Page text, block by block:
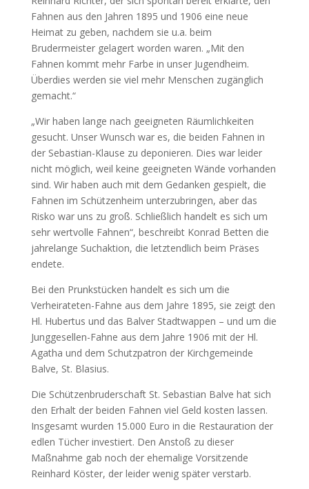
Fahnen aus den Jahren 1895 und 1906 eine neue
Heimat zu geben, nachdem sie u.a. beim
Brudermeister gelagert worden waren. „Mit den
Fahnen kommt mehr Farbe in unser Jugendheim.
Überdies werden sie viel mehr Menschen zugänglich
gemacht.“
„Wir haben lange nach geeigneten Räumlichkeiten
gesucht. Unser Wunsch war es, die beiden Fahnen in
der Sebastian-Klause zu deponieren. Dies war leider
nicht möglich, weil keine geeigneten Wände vorhanden
sind. Wir haben auch mit dem Gedanken gespielt, die
Fahnen im Schützenheim unterzubringen, aber das
Risko war uns zu groß. Schließlich handelt es sich um
sehr wertvolle Fahnen“, beschreibt Konrad Betten die
jahrelange Suchaktion, die letztendlich beim Präses
endete.
Bei den Prunkstücken handelt es sich um die
Verheirateten-Fahne aus dem Jahre 1895, sie zeigt den
Hl. Hubertus und das Balver Stadtwappen – und um die
Junggesellen-Fahne aus dem Jahre 1906 mit der Hl.
Agatha und dem Schutzpatron der Kirchgemeinde
Balve, St. Blasius.
Die Schützenbruderschaft St. Sebastian Balve hat sich
den Erhalt der beiden Fahnen viel Geld kosten lassen.
Insgesamt wurden 15.000 Euro in die Restauration der
edlen Tücher investiert. Den Anstoß zu dieser
Maßnahme gab noch der ehemalige Vorsitzende
Reinhard Köster, der leider wenig später verstarb.